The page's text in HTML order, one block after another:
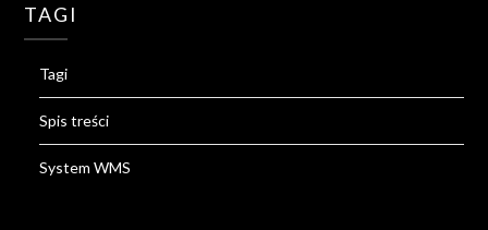
TAGI
Tagi
Spis treści
System WMS